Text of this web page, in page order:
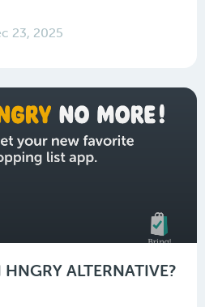
23, 2025
ALTERNATIVE?